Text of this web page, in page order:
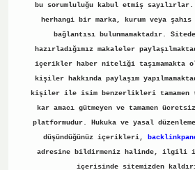
bu sorumluluğu kabul etmiş
herhangi bir marka, kurum veya
bağlantısı bulunmamaktadır.
hazırladığımız makaleler
içerikler haber niteliği taşımamakta
kişiler hakkında paylaşım
kişiler ile isim benzerlikleri tamamen
kar amacı gütmeyen ve tamamen
platformudur. Hukuka ve yasal
düşündüğünüz içerikleri,
adresine bildirmeniz halinde, ilgili
içerisinde sitemizden